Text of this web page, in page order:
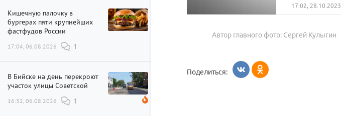
Кишечную палочку в
бургерах пяти крупнейших
фастфудов России
17:04, 06.08.2026 1
В Бийске на день перекроют
участок улицы Советской
16:32, 06.08.2026 1
17:02, 28.10.2023
Автор главного фото: Сергей Кулыгин
Поделиться: